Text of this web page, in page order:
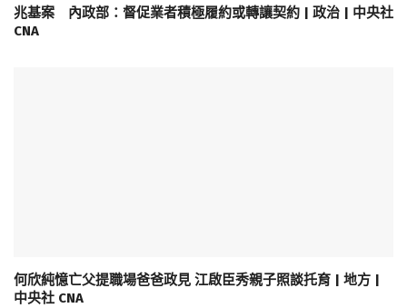
兆基案 內政部：督促業者積極履約或轉讓契約 | 政治 | 中央社
CNA
何欣純憶亡父提職場爸爸政見 江啟臣秀親子照談托育 | 地方 |
中央社 CNA